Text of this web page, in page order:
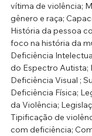
vítima de violência;
gênero e raça;
História da pessoa
foco na história da
Deficiência
do Espectro Autista;
Deficiência Visual ;
Deficiência Física;
da Violência;
Tipificação de
com deficiência;